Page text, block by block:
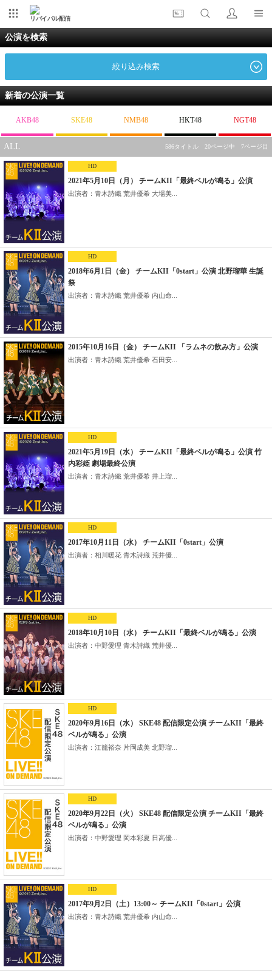
リバイバル配信
公演を検索
絞り込み検索
新着の公演一覧
AKB48 SKE48 NMB48 HKT48 NGT48
ALL 586タイトル 20ページ中 7ページ目
HD
2021年5月10日（月） チームKII「最終ベルが鳴る」公演
出演者：青木詩織 荒井優希 大場美...
HD
2018年6月1日（金） チームKII「0start」公演 北野瑠華 生誕
祭
出演者：青木詩織 荒井優希 内山命...
2015年10月16日（金） チームKII 「ラムネの飲み方」公演
出演者：青木詩織 荒井優希 石田安...
HD
2021年5月19日（水） チームKII「最終ベルが鳴る」公演 竹
内彩姫 劇場最終公演
出演者：青木詩織 荒井優希 井上瑠...
HD
2017年10月11日（水） チームKII「0start」公演
出演者：相川暖花 青木詩織 荒井優...
HD
2018年10月10日（水） チームKII「最終ベルが鳴る」公演
出演者：中野愛理 青木詩織 荒井優...
HD
2020年9月16日（水） SKE48 配信限定公演 チームKII「最終
ベルが鳴る」公演
出演者：江籠裕奈 片岡成美 北野瑠...
HD
2020年9月22日（火） SKE48 配信限定公演 チームKII「最終
ベルが鳴る」公演
出演者：中野愛理 岡本彩夏 日高優...
HD
2017年9月2日（土）13:00～ チームKII「0start」公演
出演者：青木詩織 荒井優希 内山命...